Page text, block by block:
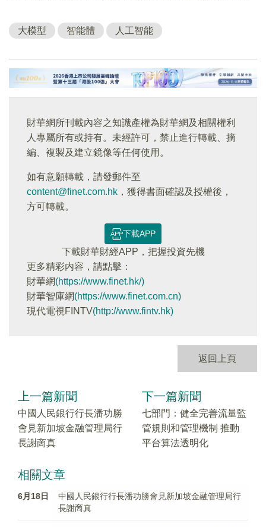
大模型 智能體 人工智能
財華網所刊載內容之知識產權為財華網及相關權利
人專屬所有或持有。未經許可，禁止進行轉載、摘
編、複製及建立鏡像等任何使用。
如有意願轉載，請發郵件至
content@finet.com.hk ，獲得書面確認及授權後，
方可轉載。
下載APP
下載財華財經APP，把握投資先機
更多精彩内容，請點擊：
財華網(https://www.finet.hk/)
財華智庫網(https://www.finet.com.cn)
現代電視FINTV(http://www.fintv.hk)
返回上頁
上一篇新聞
中國人民銀行行長潘功勝
會見新加坡金融管理局行
長謝啇真
下一篇新聞
七部門：健全完善流量監
管規則和管理機制 推動
平台算法透明化
相關文章
6月18日
中國人民銀行行長潘功勝會見新加坡金融管理局行
長謝啇真